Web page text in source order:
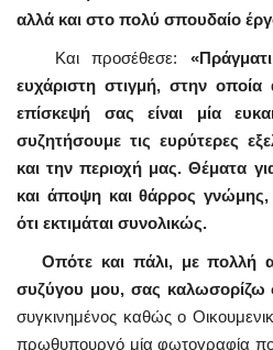
αλλά και στο πολύ σπουδαίο
Και προσέθεσε:
ευχάριστη στιγμή, στην
επίσκεψή σας είναι μία
συζητήσουμε τις ευρύτερες
και την περιοχή μας. Θέματα
και άποψη και θάρρος
ότι εκτιμάται συνολικώς.
Οπότε και πάλι, με πολλή
συζύγου μου, σας καλωσορίζω
συγκινημένος καθώς ο
πρωθυπουργό μία φωτογραφία